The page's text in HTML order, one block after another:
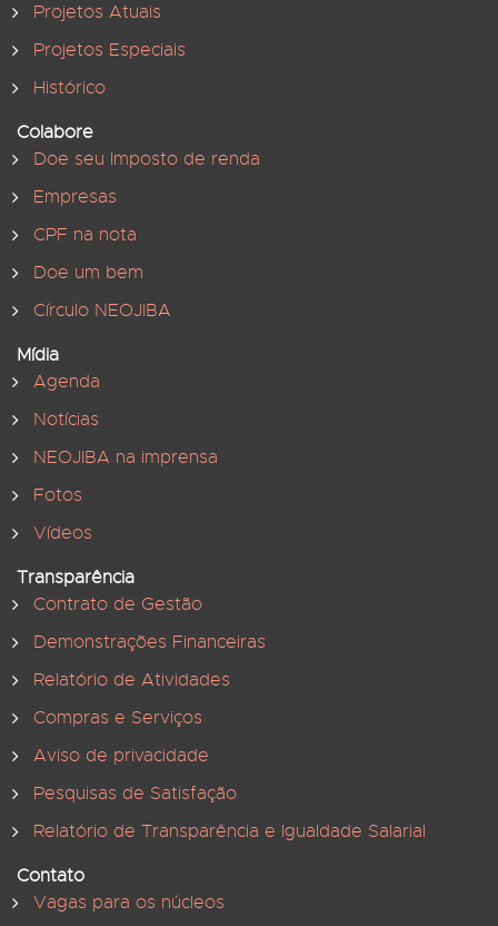
Projetos Atuais
Projetos Especiais
Histórico
Colabore
Doe seu Imposto de renda
Empresas
CPF na nota
Doe um bem
Círculo NEOJIBA
Mídia
Agenda
Notícias
NEOJIBA na imprensa
Fotos
Vídeos
Transparência
Contrato de Gestão
Demonstrações Financeiras
Relatório de Atividades
Compras e Serviços
Aviso de privacidade
Pesquisas de Satisfação
Relatório de Transparência e Igualdade Salarial
Contato
Vagas para os núcleos